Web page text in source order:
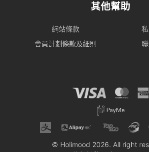
其他幫助
網站條款
會員計劃條款及細則
© Holimood 2026. All right